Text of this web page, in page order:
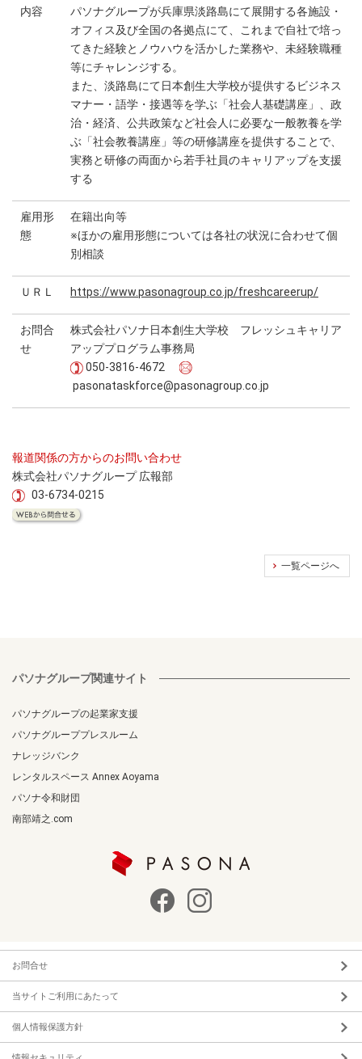
内容
パソナグループが兵庫県淡路島にて展開する各施設・
オフィス及び全国の各拠点にて、これまで自社で培っ
てきた経験とノウハウを活かした業務や、未経験職種
等にチャレンジする。
また、淡路島にて日本創生大学校が提供するビジネス
マナー・語学・接遇等を学ぶ「社会人基礎講座」、政
治・経済、公共政策など社会人に必要な一般教養を学
ぶ「社会教養講座」等の研修講座を提供することで、
実務と研修の両面から若手社員のキャリアップを支援
する
雇用形
態
在籍出向等
※ほかの雇用形態については各社の状況に合わせて個
別相談
ＵＲＬ https://www.pasonagroup.co.jp/freshcareerup/
お問合
せ
株式会社パソナ日本創生大学校 フレッシュキャリア
アッププログラム事務局
050-3816-4672
pasonataskforce@pasonagroup.co.jp
報道関係の方からのお問い合わせ
株式会社パソナグループ 広報部
03-6734-0215
一覧ページへ
パソナグループ関連サイト
パソナグループの起業家支援
パソナグループプレスルーム
ナレッジバンク
レンタルスペース Annex Aoyama
パソナ令和財団
南部靖之.com
お問合せ
当サイトご利用にあたって
個人情報保護方針